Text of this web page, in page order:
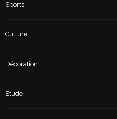
Sports
Culture
Décoration
Etude